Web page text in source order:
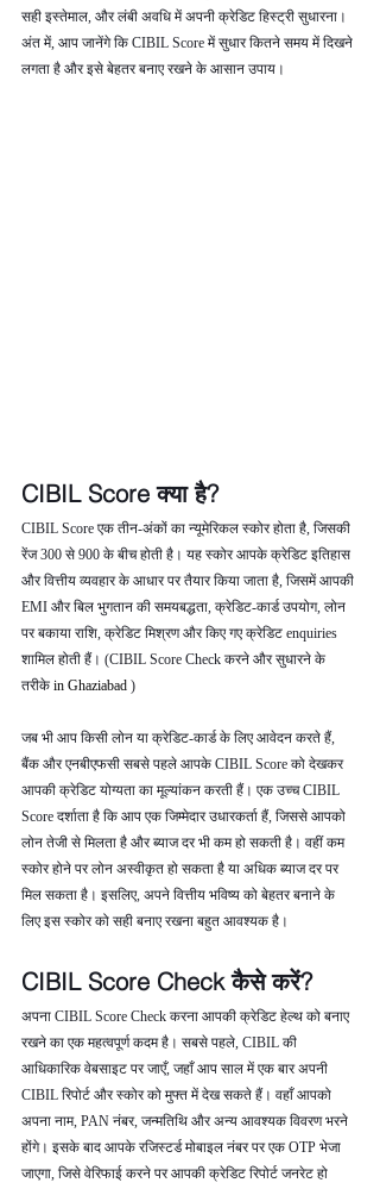
सही इस्तेमाल, और लंबी अवधि में अपनी क्रेडिट हिस्ट्री सुधारना।
अंत में, आप जानेंगे कि CIBIL Score में सुधार कितने समय में दिखने
लगता है और इसे बेहतर बनाए रखने के आसान उपाय।
CIBIL Score क्या है?
CIBIL Score एक तीन-अंकों का न्यूमेरिकल स्कोर होता है, जिसकी
रेंज 300 से 900 के बीच होती है। यह स्कोर आपके क्रेडिट इतिहास
और वित्तीय व्यवहार के आधार पर तैयार किया जाता है, जिसमें आपकी
EMI और बिल भुगतान की समयबद्धता, क्रेडिट-कार्ड उपयोग, लोन
पर बकाया राशि, क्रेडिट मिश्रण और किए गए क्रेडिट enquiries
शामिल होती हैं। (CIBIL Score Check करने और सुधारने के
तरीके in Ghaziabad )
जब भी आप किसी लोन या क्रेडिट-कार्ड के लिए आवेदन करते हैं,
बैंक और एनबीएफसी सबसे पहले आपके CIBIL Score को देखकर
आपकी क्रेडिट योग्यता का मूल्यांकन करती हैं। एक उच्च CIBIL
Score दर्शाता है कि आप एक जिम्मेदार उधारकर्ता हैं, जिससे आपको
लोन तेजी से मिलता है और ब्याज दर भी कम हो सकती है। वहीं कम
स्कोर होने पर लोन अस्वीकृत हो सकता है या अधिक ब्याज दर पर
मिल सकता है। इसलिए, अपने वित्तीय भविष्य को बेहतर बनाने के
लिए इस स्कोर को सही बनाए रखना बहुत आवश्यक है।
CIBIL Score Check कैसे करें?
अपना CIBIL Score Check करना आपकी क्रेडिट हेल्थ को बनाए
रखने का एक महत्वपूर्ण कदम है। सबसे पहले, CIBIL की
आधिकारिक वेबसाइट पर जाएँ, जहाँ आप साल में एक बार अपनी
CIBIL रिपोर्ट और स्कोर को मुफ्त में देख सकते हैं। वहाँ आपको
अपना नाम, PAN नंबर, जन्मतिथि और अन्य आवश्यक विवरण भरने
होंगे। इसके बाद आपके रजिस्टर्ड मोबाइल नंबर पर एक OTP भेजा
जाएगा, जिसे वेरिफाई करने पर आपकी क्रेडिट रिपोर्ट जनरेट हो